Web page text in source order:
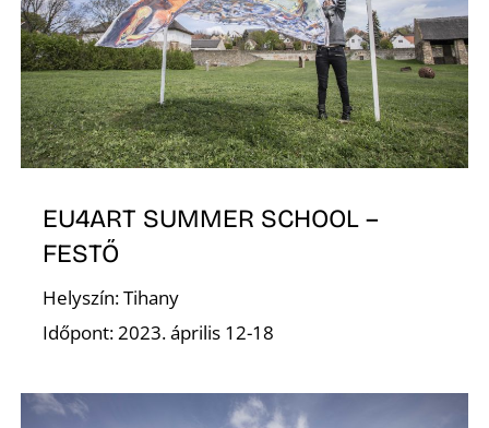
EU4ART SUMMER SCHOOL –
FESTŐ
Helyszín: Tihany
Időpont: 2023. április 12-18